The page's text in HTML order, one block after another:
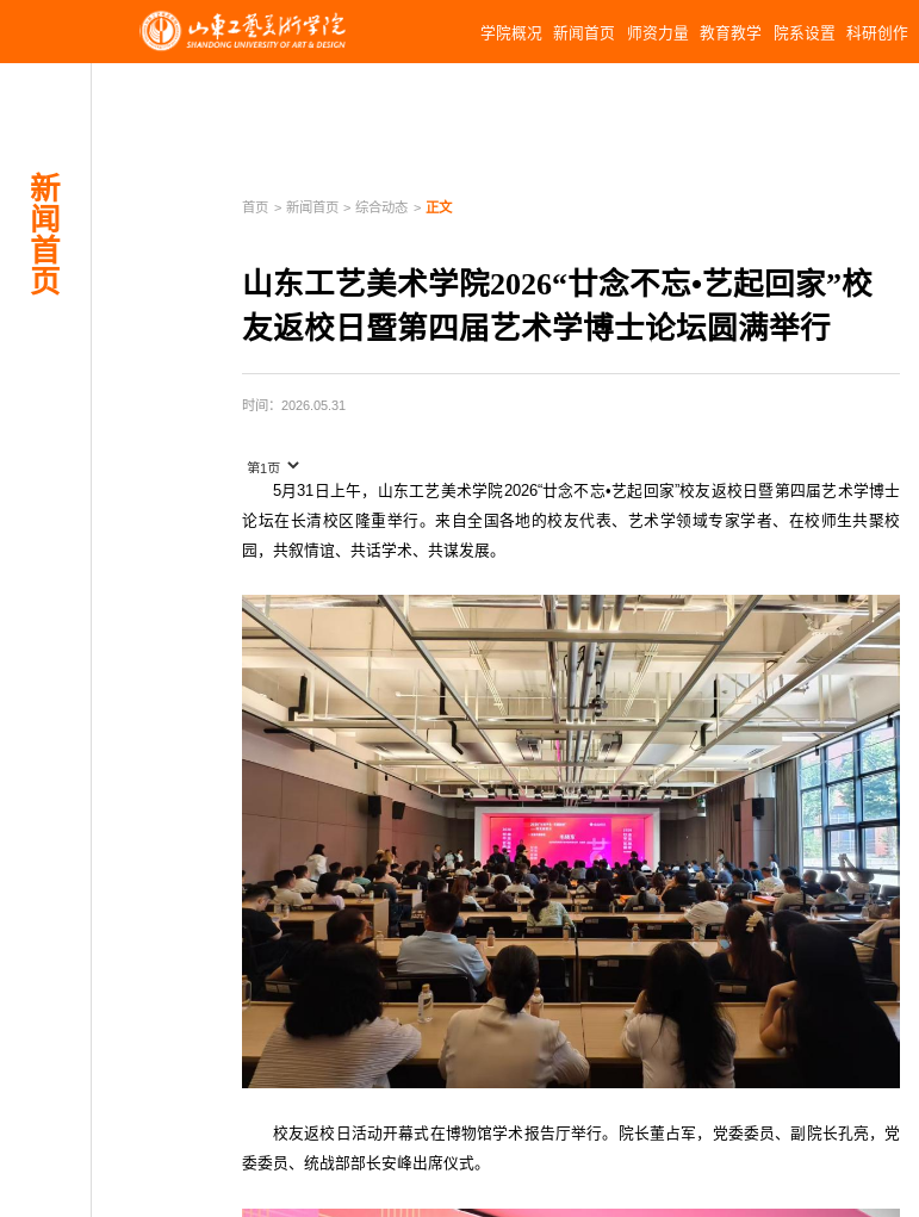
学院概况 新闻首页 师资力量 教育教学 院系设置 科研创作
新
闻
首
页
首页 > 新闻首页 > 综合动态 > 正文
山东工艺美术学院2026“廿念不忘•艺起回家”校
友返校日暨第四届艺术学博士论坛圆满举行
时间：2026.05.31
5月31日上午，山东工艺美术学院2026“廿念不忘•艺起回家”校友返校日暨第四届艺术学博士
论坛在长清校区隆重举行。来自全国各地的校友代表、艺术学领域专家学者、在校师生共聚校
园，共叙情谊、共话学术、共谋发展。
校友返校日活动开幕式在博物馆学术报告厅举行。院长董占军，党委委员、副院长孔亮，党
委委员、统战部部长安峰出席仪式。